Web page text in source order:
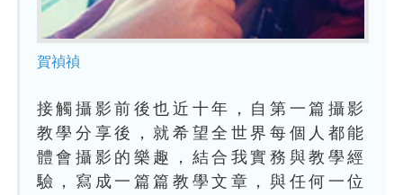
賀禎禎
接觸攝影前後也近十年，自第一篇攝影
教學分享後，就希望全世界每個人都能
體會攝影的樂趣，結合我實務與教學經
驗，寫成一篇篇教學文章，與任何一位